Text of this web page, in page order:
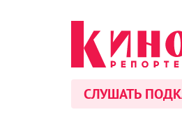
СЛУШАТЬ